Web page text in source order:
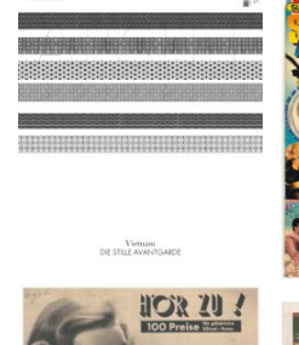
ARCH+ Nr. 226, Herbst
2016